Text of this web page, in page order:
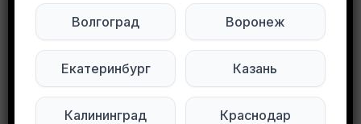
Отдам 2 наполнителя новых
Получаю : гель для стирки
Подписывайтесь на нас в социальных
сетях:
Волгоград Воронеж
Екатеринбург Казань
Калининград Краснодар